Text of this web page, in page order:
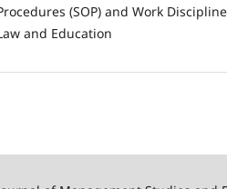
(SOP) and Work
and Education